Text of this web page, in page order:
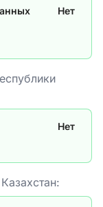
Нет
Нет